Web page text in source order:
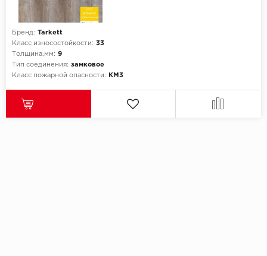
Бренд: Tarkett
Класс износостойкости: 33
Толщина,мм: 9
Тип соединения: замковое
Класс пожарной опасности:
КМ3